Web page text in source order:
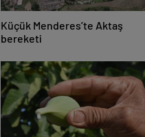
Küçük Menderes’te Aktaş
bereketi